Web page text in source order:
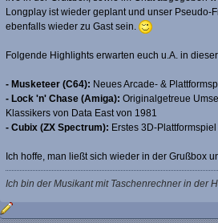
Longplay ist wieder geplant und unser Pseudo-
ebenfalls wieder zu Gast sein.
Folgende Highlights erwarten euch u.A. in
- Musketeer (C64): Neues Arcade- &
- Lock 'n' Chase (Amiga): Originalgetreue
Klassikers von Data East von 1981
- Cubix (ZX Spectrum): Erstes 3D-
Ich hoffe, man ließt sich wieder in der Grußbox
Ich bin der Musikant mit Taschenrechner in der